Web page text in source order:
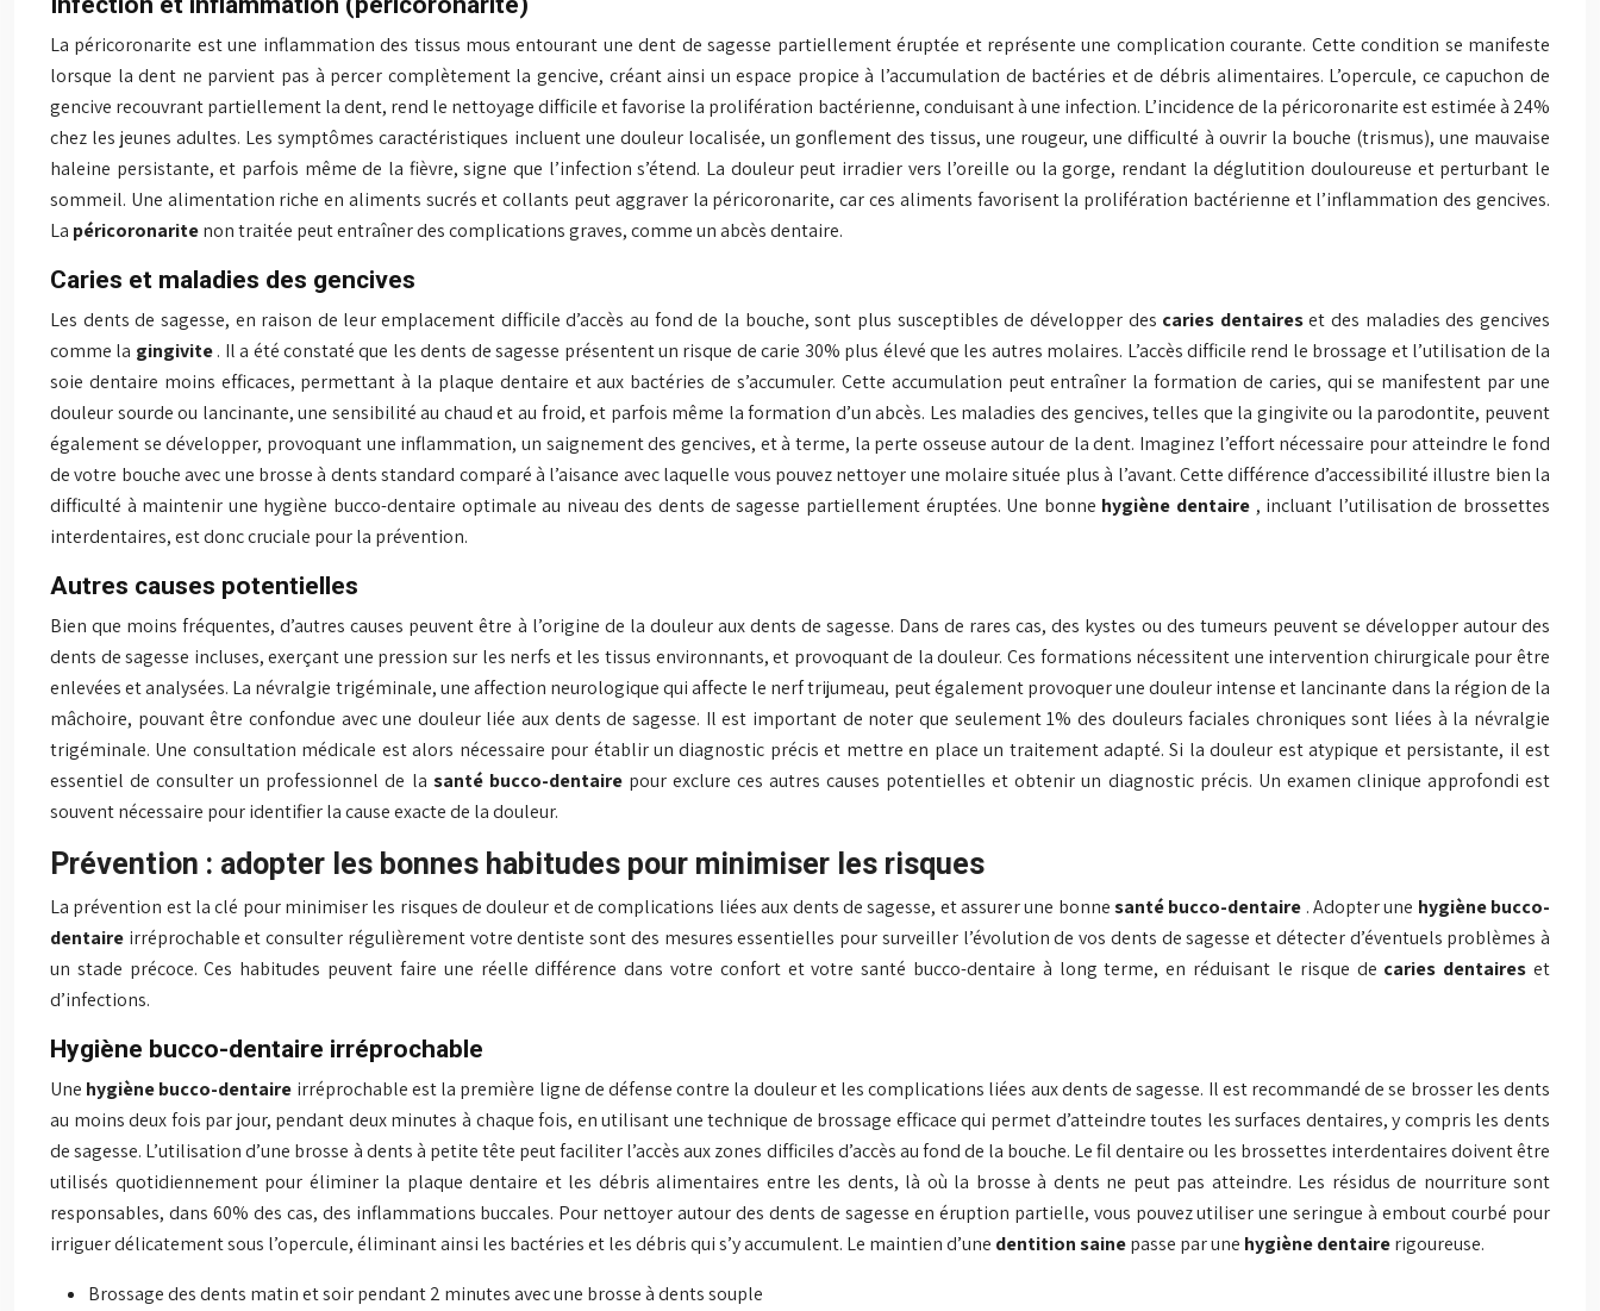
La péricoronarite est une inflammation des tissus mous entourant une dent de sagesse partiellement éruptée et représente une complication courante. Cette condition se manifeste
lorsque la dent ne parvient pas à percer complètement la gencive, créant ainsi un espace propice à l’accumulation de bactéries et de débris alimentaires. L’opercule, ce capuchon de
gencive recouvrant partiellement la dent, rend le nettoyage difficile et favorise la prolifération bactérienne, conduisant à une infection. L’incidence de la péricoronarite est estimée à 24%
chez les jeunes adultes. Les symptômes caractéristiques incluent une douleur localisée, un gonflement des tissus, une rougeur, une difficulté à ouvrir la bouche (trismus), une mauvaise
haleine persistante, et parfois même de la fièvre, signe que l’infection s’étend. La douleur peut irradier vers l’oreille ou la gorge, rendant la déglutition douloureuse et perturbant le
sommeil. Une alimentation riche en aliments sucrés et collants peut aggraver la péricoronarite, car ces aliments favorisent la prolifération bactérienne et l’inflammation des gencives.
La péricoronaritenon traitée peut entraîner des complications graves, comme un abcès dentaire.
Caries et maladies des gencives
Les dents de sagesse, en raison de leur emplacement difficile d’accès au fond de la bouche, sont plus susceptibles de développer des caries dentaireset des maladies des gencives
comme la gingivite. Il a été constaté que les dents de sagesse présentent un risque de carie 30% plus élevé que les autres molaires. L’accès difficile rend le brossage et l’utilisation de la
soie dentaire moins efficaces, permettant à la plaque dentaire et aux bactéries de s’accumuler. Cette accumulation peut entraîner la formation de caries, qui se manifestent par une
douleur sourde ou lancinante, une sensibilité au chaud et au froid, et parfois même la formation d’un abcès. Les maladies des gencives, telles que la gingivite ou la parodontite, peuvent
également se développer, provoquant une inflammation, un saignement des gencives, et à terme, la perte osseuse autour de la dent. Imaginez l’effort nécessaire pour atteindre le fond
de votre bouche avec une brosse à dents standard comparé à l’aisance avec laquelle vous pouvez nettoyer une molaire située plus à l’avant. Cette différence d’accessibilité illustre bien la
difficulté à maintenir une hygiène bucco-dentaire optimale au niveau des dents de sagesse partiellement éruptées. Une bonne hygiène dentaire , incluant l’utilisation de brossettes
interdentaires, est donc cruciale pour la prévention.
Autres causes potentielles
Bien que moins fréquentes, d’autres causes peuvent être à l’origine de la douleur aux dents de sagesse. Dans de rares cas, des kystes ou des tumeurs peuvent se développer autour des
dents de sagesse incluses, exerçant une pression sur les nerfs et les tissus environnants, et provoquant de la douleur. Ces formations nécessitent une intervention chirurgicale pour être
enlevées et analysées. La névralgie trigéminale, une affection neurologique qui affecte le nerf trijumeau, peut également provoquer une douleur intense et lancinante dans la région de la
mâchoire, pouvant être confondue avec une douleur liée aux dents de sagesse. Il est important de noter que seulement 1% des douleurs faciales chroniques sont liées à la névralgie
trigéminale. Une consultation médicale est alors nécessaire pour établir un diagnostic précis et mettre en place un traitement adapté. Si la douleur est atypique et persistante, il est
essentiel de consulter un professionnel de la santé bucco-dentaire pour exclure ces autres causes potentielles et obtenir un diagnostic précis. Un examen clinique approfondi est
souvent nécessaire pour identifier la cause exacte de la douleur.
Prévention : adopter les bonnes habitudes pour minimiser les risques
La prévention est la clé pour minimiser les risques de douleur et de complications liées aux dents de sagesse, et assurer une bonnesanté bucco-dentaire . Adopter une hygiène bucco-
dentaire irréprochable et consulter régulièrement votre dentiste sont des mesures essentielles pour surveiller l’évolution de vos dents de sagesse et détecter d’éventuels problèmes à
un stade précoce. Ces habitudes peuvent faire une réelle différence dans votre confort et votre santé bucco-dentaire à long terme, en réduisant le risque de caries dentaireset
d’infections.
Hygiène bucco-dentaire irréprochable
Une hygiène bucco-dentaire irréprochable est la première ligne de défense contre la douleur et les complications liées aux dents de sagesse. Il est recommandé de se brosser les dents
au moins deux fois par jour, pendant deux minutes à chaque fois, en utilisant une technique de brossage efficace qui permet d’atteindre toutes les surfaces dentaires, y compris les dents
de sagesse. L’utilisation d’une brosse à dents à petite tête peut faciliter l’accès aux zones difficiles d’accès au fond de la bouche. Le fil dentaire ou les brossettes interdentaires doivent être
utilisés quotidiennement pour éliminer la plaque dentaire et les débris alimentaires entre les dents, là où la brosse à dents ne peut pas atteindre. Les résidus de nourriture sont
responsables, dans 60% des cas, des inflammations buccales. Pour nettoyer autour des dents de sagesse en éruption partielle, vous pouvez utiliser une seringue à embout courbé pour
irriguer délicatement sous l’opercule, éliminant ainsi les bactéries et les débris qui s’y accumulent. Le maintien d’une dentition sainepasse par une hygiène dentairerigoureuse.
Brossage des dents matin et soir pendant 2 minutes avec une brosse à dents souple